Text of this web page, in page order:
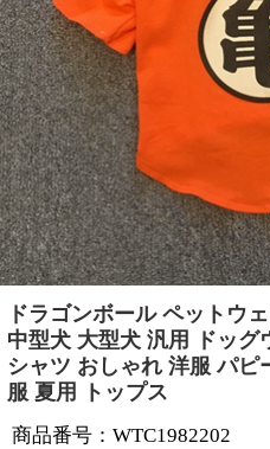
ドラゴンボール ペットウ
中型犬 大型犬 汎用 ドッ
シャツ おしゃれ 洋服 パ
服 夏用 トップス
商品番号：WTC1982202